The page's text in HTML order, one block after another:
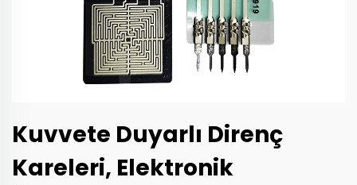
Kuvvete Duyarlı Direnç
Kareleri, Elektronik